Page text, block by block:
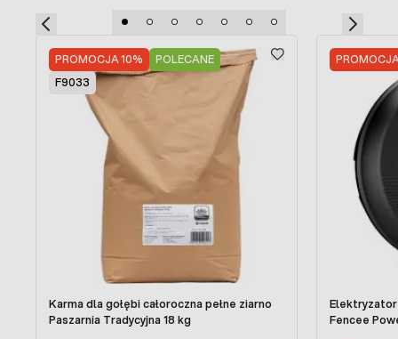
PROMOCJA 10%
POLECANE
F9033
Karma dla gołębi całoroczna pełne ziarno
Paszarnia Tradycyjna 18 kg
Fencee